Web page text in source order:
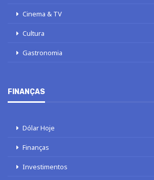
Cinema & TV
Cultura
Gastronomia
FINANÇAS
Dólar Hoje
Finanças
Investimentos